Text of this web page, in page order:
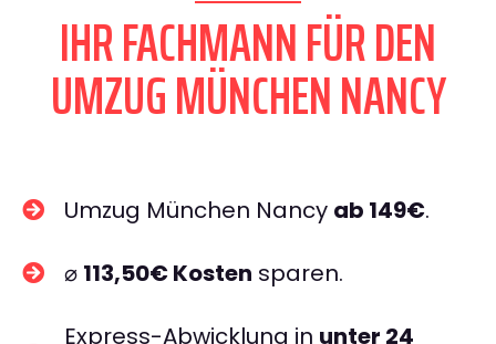
IHR FACHMANN FÜR DEN
UMZUG MÜNCHEN NANCY
Umzug München Nancy ab 149€.
⌀ 113,50€ Kosten sparen.
Express-Abwicklung in unter 24